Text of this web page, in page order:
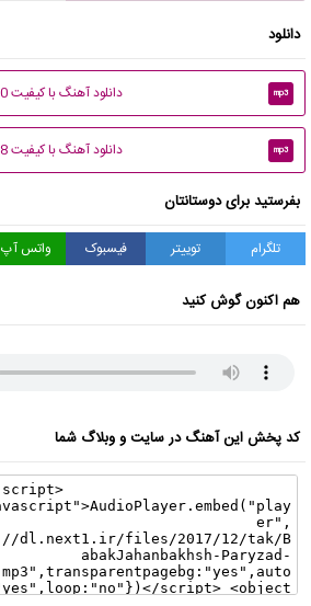
دانلود
mp3 دانلود آهنگ با کیفیت 320
mp3 دانلود آهنگ با کیفیت 128
بفرستید برای دوستانتان
تلگرام توییتر فیسبوک واتس آپ
هم اکنون گوش کنید
کد پخش این آهنگ در سایت و وبلاگ شما